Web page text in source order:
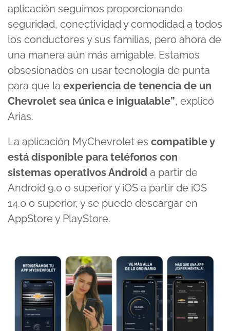
aplicación seguimos proporcionando
seguridad, conectividad y comodidad a todos
los conductores y sus familias, pero ahora de
una manera aún más amigable. Estamos
obsesionados en usar tecnología de punta
para que la experiencia de tenencia de un
Chevrolet sea única e inigualable”, explicó
Arias.
La aplicación MyChevrolet es compatible y
está disponible para teléfonos con
sistemas operativos Android a partir de
Android 9.0 o superior y iOS a partir de iOS
14.0 o superior, y se puede descargar en
AppStore y PlayStore.